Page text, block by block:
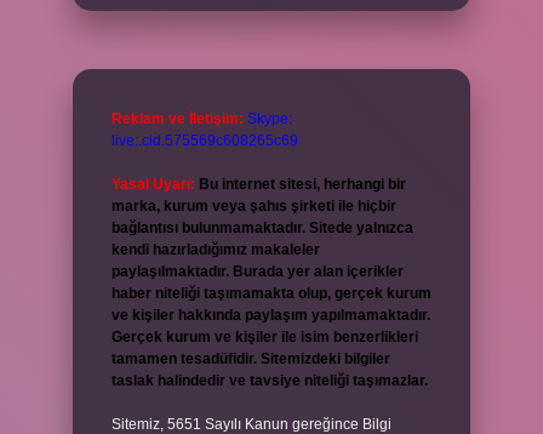
Reklam ve İletişim: Skype:
live:.cid.575569c608265c69
Yasal Uyarı: Bu internet sitesi, herhangi bir
marka, kurum veya şahıs şirketi ile hiçbir
bağlantısı bulunmamaktadır. Sitede yalnızca
kendi hazırladığımız makaleler
paylaşılmaktadır. Burada yer alan içerikler
haber niteliği taşımamakta olup, gerçek kurum
ve kişiler hakkında paylaşım yapılmamaktadır.
Gerçek kurum ve kişiler ile isim benzerlikleri
tamamen tesadüfidir. Sitemizdeki bilgiler
taslak halindedir ve tavsiye niteliği taşımazlar.
Sitemiz, 5651 Sayılı Kanun gereğince Bilgi